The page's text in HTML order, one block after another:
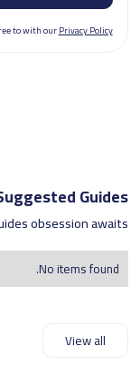
to with ourPrivacy Policy.
Guides
obsession awaits!
No items found.
View all